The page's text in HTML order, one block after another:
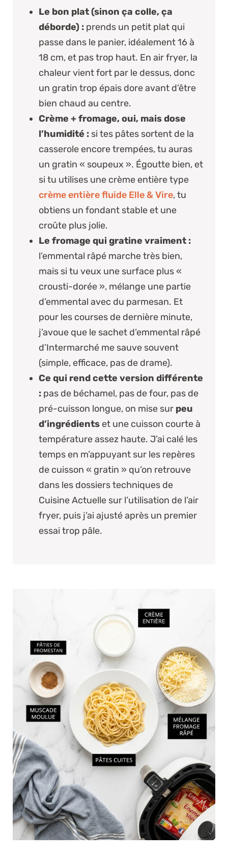
Le bon plat (sinon ça colle, ça
déborde) : prends un petit plat qui
passe dans le panier, idéalement 16 à
18 cm, et pas trop haut. En air fryer, la
chaleur vient fort par le dessus, donc
un gratin trop épais dore avant d’être
bien chaud au centre.
Crème + fromage, oui, mais dose
l’humidité : si tes pâtes sortent de la
casserole encore trempées, tu auras
un gratin « soupeux ». Égoutte bien, et
si tu utilises une crème entière type
crème entière fluide Elle & Vire, tu
obtiens un fondant stable et une
croûte plus jolie.
Le fromage qui gratine vraiment :
l’emmental râpé marche très bien,
mais si tu veux une surface plus «
crousti-dorée », mélange une partie
d’emmental avec du parmesan. Et
pour les courses de dernière minute,
j’avoue que le sachet d’emmental râpé
d’Intermarché me sauve souvent
(simple, efficace, pas de drame).
Ce qui rend cette version différente
: pas de béchamel, pas de four, pas de
pré-cuisson longue, on mise sur peu
d’ingrédients et une cuisson courte à
température assez haute. J’ai calé les
temps en m’appuyant sur les repères
de cuisson « gratin » qu’on retrouve
dans les dossiers techniques de
Cuisine Actuelle sur l’utilisation de l’air
fryer, puis j’ai ajusté après un premier
essai trop pâle.